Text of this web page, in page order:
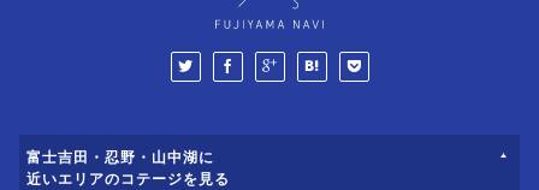
富士吉田・忍野・山中湖に
近いエリアのコテージを見る